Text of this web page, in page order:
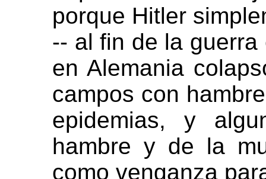
porque Hitler
-- al fin de la
en Alemania
campos con
epidemias, y
hambre y de la
como venganza